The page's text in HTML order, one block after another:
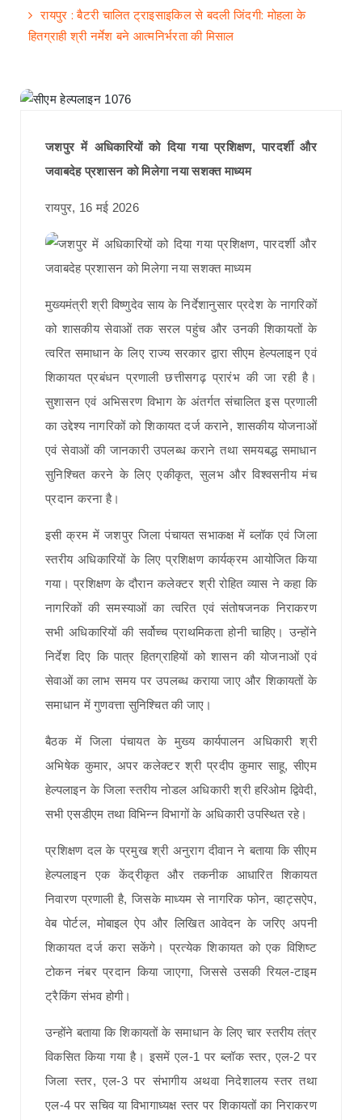
रायपुर : बैटरी चालित ट्राइसाइकिल से बदली जिंदगी: मोहला के
हितग्राही श्री नर्मेश बने आत्मनिर्भरता की मिसाल
जशपुर में अधिकारियों को दिया गया प्रशिक्षण, पारदर्शी और
जवाबदेह प्रशासन को मिलेगा नया सशक्त माध्यम
रायपुर, 16 मई 2026
मुख्यमंत्री श्री विष्णुदेव साय के निर्देशानुसार प्रदेश के नागरिकों
को शासकीय सेवाओं तक सरल पहुंच और उनकी शिकायतों के
त्वरित समाधान के लिए राज्य सरकार द्वारा सीएम हेल्पलाइन एवं
शिकायत प्रबंधन प्रणाली छत्तीसगढ़ प्रारंभ की जा रही है।
सुशासन एवं अभिसरण विभाग के अंतर्गत संचालित इस प्रणाली
का उद्देश्य नागरिकों को शिकायत दर्ज कराने, शासकीय योजनाओं
एवं सेवाओं की जानकारी उपलब्ध कराने तथा समयबद्ध समाधान
सुनिश्चित करने के लिए एकीकृत, सुलभ और विश्वसनीय मंच
प्रदान करना है।
इसी क्रम में जशपुर जिला पंचायत सभाकक्ष में ब्लॉक एवं जिला
स्तरीय अधिकारियों के लिए प्रशिक्षण कार्यक्रम आयोजित किया
गया। प्रशिक्षण के दौरान कलेक्टर श्री रोहित व्यास ने कहा कि
नागरिकों की समस्याओं का त्वरित एवं संतोषजनक निराकरण
सभी अधिकारियों की सर्वोच्च प्राथमिकता होनी चाहिए। उन्होंने
निर्देश दिए कि पात्र हितग्राहियों को शासन की योजनाओं एवं
सेवाओं का लाभ समय पर उपलब्ध कराया जाए और शिकायतों के
समाधान में गुणवत्ता सुनिश्चित की जाए।
बैठक में जिला पंचायत के मुख्य कार्यपालन अधिकारी श्री
अभिषेक कुमार, अपर कलेक्टर श्री प्रदीप कुमार साहू, सीएम
हेल्पलाइन के जिला स्तरीय नोडल अधिकारी श्री हरिओम द्विवेदी,
सभी एसडीएम तथा विभिन्न विभागों के अधिकारी उपस्थित रहे।
प्रशिक्षण दल के प्रमुख श्री अनुराग दीवान ने बताया कि सीएम
हेल्पलाइन एक केंद्रीकृत और तकनीक आधारित शिकायत
निवारण प्रणाली है, जिसके माध्यम से नागरिक फोन, व्हाट्सऐप,
वेब पोर्टल, मोबाइल ऐप और लिखित आवेदन के जरिए अपनी
शिकायत दर्ज करा सकेंगे। प्रत्येक शिकायत को एक विशिष्ट
टोकन नंबर प्रदान किया जाएगा, जिससे उसकी रियल-टाइम
ट्रैकिंग संभव होगी।
उन्होंने बताया कि शिकायतों के समाधान के लिए चार स्तरीय तंत्र
विकसित किया गया है। इसमें एल-1 पर ब्लॉक स्तर, एल-2 पर
जिला स्तर, एल-3 पर संभागीय अथवा निदेशालय स्तर तथा
एल-4 पर सचिव या विभागाध्यक्ष स्तर पर शिकायतों का निराकरण